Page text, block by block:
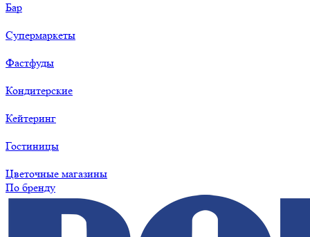
Бар
Супермаркеты
Фастфуды
Кондитерские
Кейтеринг
Гостиницы
Цветочные магазины
По бренду